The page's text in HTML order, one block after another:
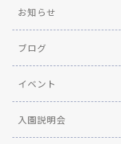
お知らせ
ブログ
イベント
入園説明会